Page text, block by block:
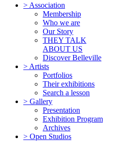
> Association
Membership
Who we are
Our Story
THEY TALK
ABOUT US
Discover Belleville
> Artists
Portfolios
Their exhibitions
Search a lesson
> Gallery
Presentation
Exhibition Program
Archives
> Open Studios